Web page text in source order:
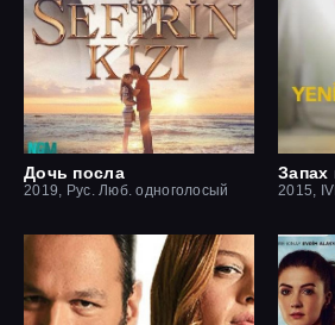
Дочь посла
2019, Рус. Люб. одноголосый 2015, IVI